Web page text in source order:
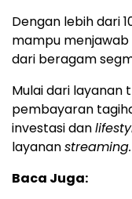
Dengan lebih dari
mampu
dari beragam
Mulai dari layanan
pembayaran
investasi dan
layananstreaming.
Baca Juga: